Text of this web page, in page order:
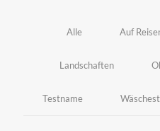
Alle Auf
Landschaften
Testname